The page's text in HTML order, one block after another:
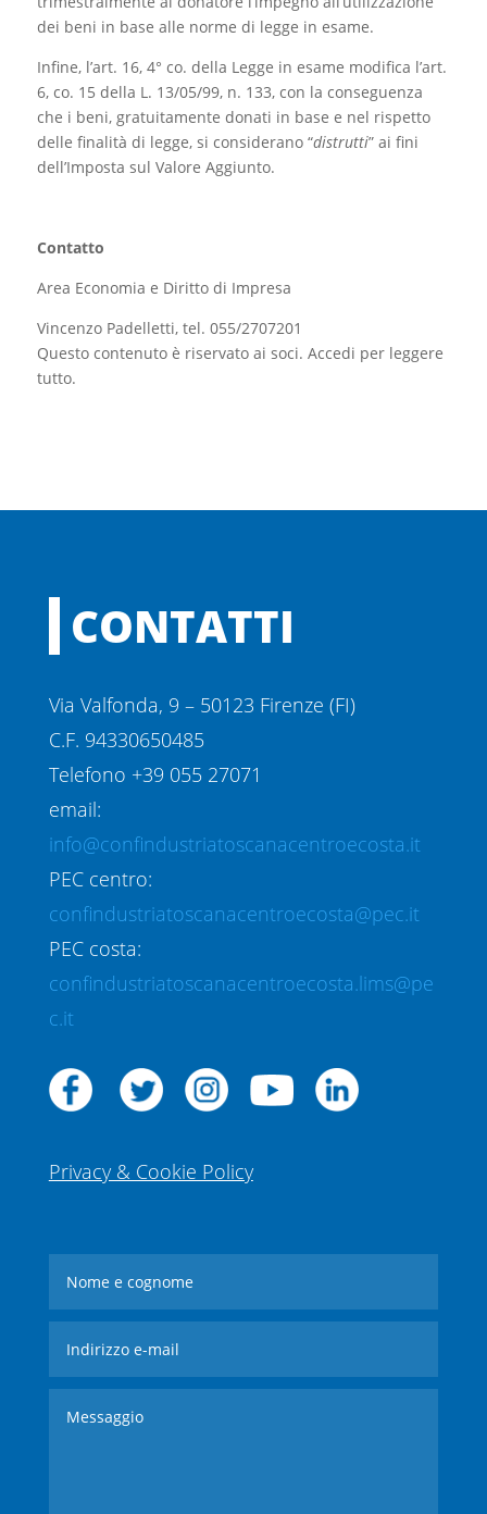
dei beni in base alle norme di legge in esame.
Infine, l’art. 16, 4° co. della Legge in esame modifica l’art.
6, co. 15 della L. 13/05/99, n. 133, con la conseguenza
che i beni, gratuitamente donati in base e nel rispetto
delle finalità di legge, si considerano “distrutti” ai fini
dell’Imposta sul Valore Aggiunto.
Contatto
Area Economia e Diritto di Impresa
Vincenzo Padelletti, tel. 055/2707201
Questo contenuto è riservato ai soci. Accedi per leggere
tutto.
CONTATTI
Via Valfonda, 9 – 50123 Firenze (FI)
C.F. 94330650485
Telefono +39 055 27071
email:
info@confindustriatoscanacentroecosta.it
PEC centro:
confindustriatoscanacentroecosta@pec.it
PEC costa:
confindustriatoscanacentroecosta.lims@pe
c.it
Privacy & Cookie Policy